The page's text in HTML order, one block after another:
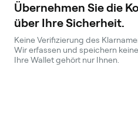
Übernehmen Sie die
über Ihre Sicherheit.
Keine Verifizierung des
Wir erfassen und speichern
Ihre Wallet gehört nur Ihnen.